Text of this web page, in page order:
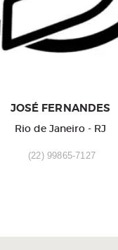
JOSÉ FERNANDES
Rio de Janeiro - RJ
(22) 99865-7127